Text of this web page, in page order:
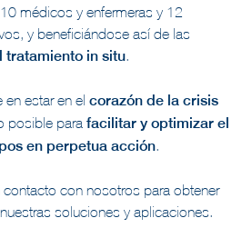
médicos y enfermeras y 12
y beneficiándose así de las
tratamiento in situ.
estar en el corazón de la crisis
posible para facilitar y optimizar el
en perpetua acción.
con nosotros para obtener
soluciones y aplicaciones.